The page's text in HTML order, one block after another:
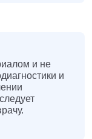
и не
и